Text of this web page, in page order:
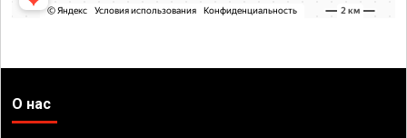
О нас